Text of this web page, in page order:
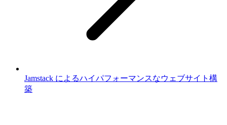
Jamstack によるハイパフォーマンスなウェブサイト構
築